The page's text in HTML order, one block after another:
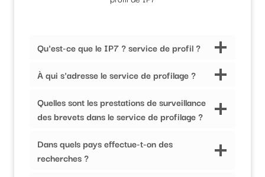
Qu'est-ce que le IP7 ? service de profil ?
À qui s'adresse le service de profilage ?
Quelles sont les prestations de surveillance
des brevets dans le service de profilage ?
Dans quels pays effectue-t-on des
recherches ?